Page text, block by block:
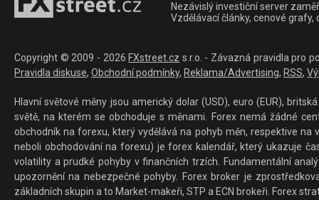
Nezávislý investiční server
Vzdělávací články, cenové
Copyright © 2009 - 2026 FXstreet.cz s.r.o. - Závazná pravidla pro
Pravidla diskuse, Obchodní podmínky, Reklama/Advertising, RSS,
Hlavní světové měny jsou americký dolar (USD), euro (EUR),
světě, na kterém se obchoduje s měnami. Forex nemá žádné
obchodník na forexu, který vydělává na pohyb měn, respektive
neboli obchodování na forexu) je forex kalendář, který ukazuje
volatility a prudké pohyby v finančních trzích. Fundamentální
upozornění na nebezpečné pohyby. Forex broker je
základních skupin a to Market-makeři, STP a ECN brokeři. Forex